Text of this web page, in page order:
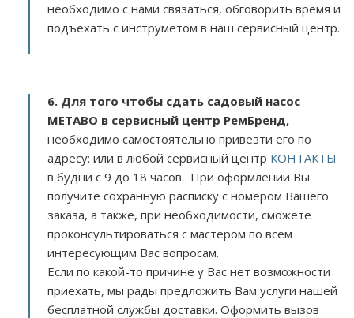
необходимо с нами связаться, обговорить время и
подъехать с инструметом в наш сервисный центр.
6. Для того чтобы сдать садовый насос
METABO в сервисный центр РемБренд,
необходимо самостоятельно привезти его по
адресу: или в любой сервисный центр КОНТАКТЫ
в будни с 9 до 18 часов. При оформлении Вы
получите сохранную расписку с номером Вашего
заказа, а также, при необходимости, сможете
проконсультироваться с мастером по всем
интересующим Вас вопросам.
Если по какой-то причине у Вас нет возможности
приехать, мы рады предложить Вам услуги нашей
бесплатной службы доставки. Оформить вызов